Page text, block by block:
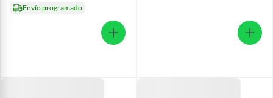
Envío programado